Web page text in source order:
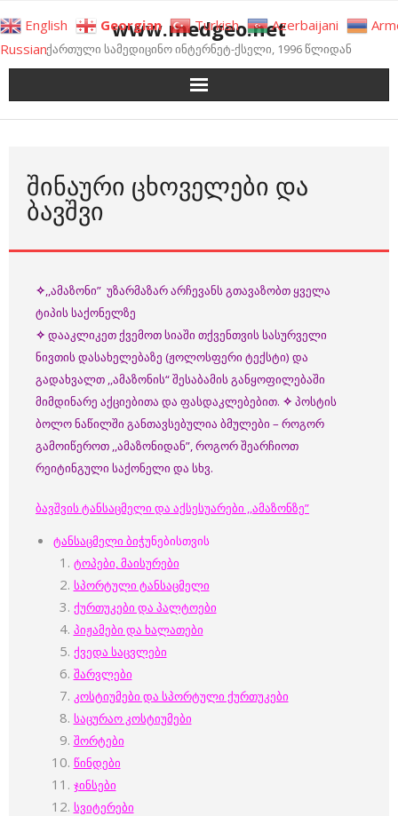
to
content
www.medgeo.net
ქართული სამედიცინო ინტერნეტ-ქსელი, 1996 წლიდან
ᲨᲘᲜᲐᲣᲠᲘ ᲪᲮᲝᲕᲔᲚᲔᲑᲘ ᲓᲐ
ᲑᲐᲕᲨᲕᲘ
✧,,ამაზონი” უზარმაზარ არჩევანს გთავაზობთ ყველა
ტიპის საქონელზე
✧ დააკლიკეთ ქვემოთ სიაში თქვენთვის სასურველი
ნივთის დასახელებაზე (ჟოლოსფერი ტექსტი) და
გადახვალთ ,,ამაზონის“ შესაბამის განყოფილებაში
მიმდინარე აქციებითა და ფასდაკლებებით. ✧ პოსტის
ბოლო ნაწილში განთავსებულია ბმულები – როგორ
გამოიწეროთ ,,ამაზონიდან”, როგორ შეარჩიოთ
რეიტინგული საქონელი და სხვ.
ბავშვის ტანსაცმელი და აქსესუარები ,,ამაზონზე”
ტანსაცმელი ბიჭუნებისთვის
ტოპები, მაისურები
სპორტული ტანსაცმელი
ქურთუკები და პალტოები
პიჟამები და ხალათები
ქვედა საცვლები
შარვლები
კოსტიუმები და სპორტული ქურთუკები
საცურაო კოსტიუმები
შორტები
წინდები
ჯინსები
სვიტერები
English Georgian Turkish Azerbaijani
Russian